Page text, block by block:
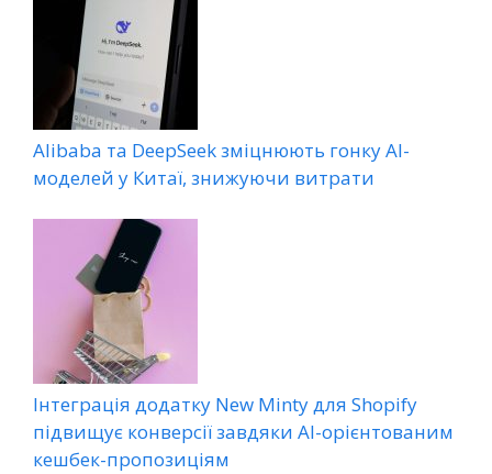
Alibaba та DeepSeek зміцнюють гонку AI-
моделей у Китаї, знижуючи витрати
Інтеграція додатку New Minty для Shopify
підвищує конверсії завдяки AI-орієнтованим
кешбек-пропозиціям